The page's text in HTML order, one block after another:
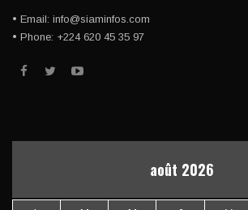
• Email: info@siaminfos.com
• Phone: +224 620 45 35 97
août 2026